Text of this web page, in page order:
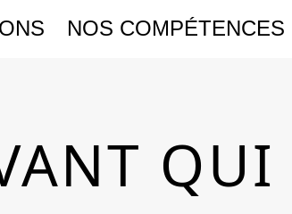
NOS COMPÉTENCES
QUI